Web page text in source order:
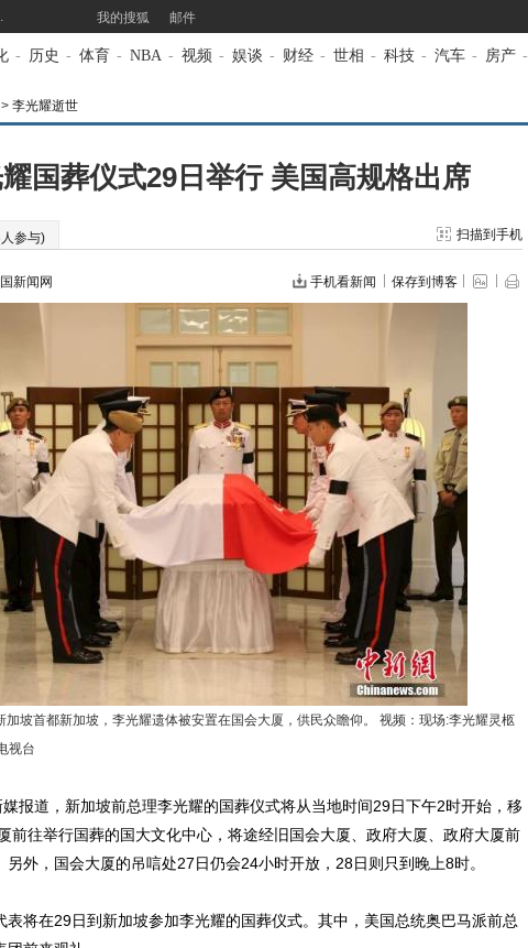
我的搜狐 邮件
- 历史 - 体育 - NBA - 视频 - 娱谈 - 财经 - 世相 - 科技 - 汽车 - 房产 -
> 李光耀逝世
国葬仪式29日举行 美国高规格出席
人参与) 扫描到手机
新闻网 手机看新闻 保存到博客
首都新加坡，李光耀遗体被安置在国会大厦，供民众瞻仰。 视频：现场:李光耀灵柩
视台
道，新加坡前总理李光耀的国葬仪式将从当地时间29日下午2时开始，移
前往举行国葬的国大文化中心，将途经旧国会大厦、政府大厦、政府大厦前
外，国会大厦的吊唁处27日仍会24小时开放，28日则只到晚上8时。
在29日到新加坡参加李光耀的国葬仪式。其中，美国总统奥巴马派前总